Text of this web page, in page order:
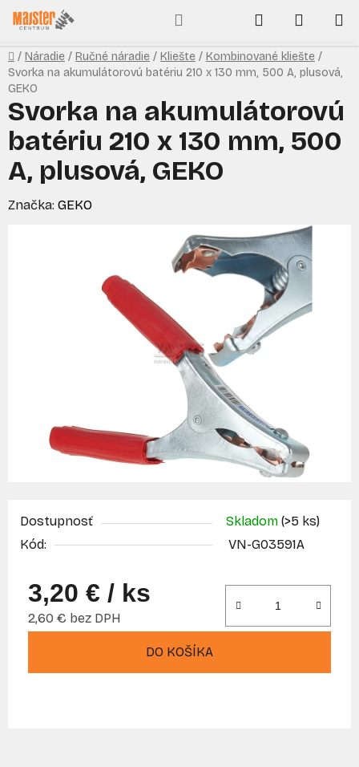
Prejsť
na
obsah
Hľadať
KOŠÍK
Domov
/ Náradie / Ručné náradie / Kliešte / Kombinované kliešte /
Svorka na akumulátorovú batériu 210 x 130 mm, 500 A, plusová,
GEKO
Dostupnosť Skladom (>5 ks)
Kód:
VN-G03591A
3,20 € / ks
2,60 € bez DPH
DO KOŠÍKA
Svorka na akumulátorovú
batériu 210 x 130 mm, 500
A, plusová, GEKO
Značka: GEKO